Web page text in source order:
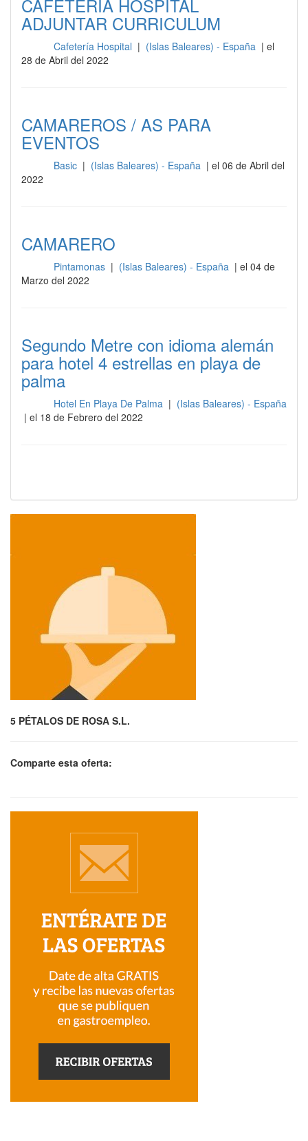
CAFETERÍA HOSPITAL
ADJUNTAR CURRICULUM
Cafetería Hospital | (Islas Baleares) - España | el
28 de Abril del 2022
CAMAREROS / AS PARA
EVENTOS
Basic | (Islas Baleares) - España | el 06 de Abril del
2022
CAMARERO
Pintamonas | (Islas Baleares) - España | el 04 de
Marzo del 2022
Segundo Metre con idioma alemán
para hotel 4 estrellas en playa de
palma
Hotel En Playa De Palma | (Islas Baleares) - España
| el 18 de Febrero del 2022
5 PÉTALOS DE ROSA S.L.
Comparte esta oferta: